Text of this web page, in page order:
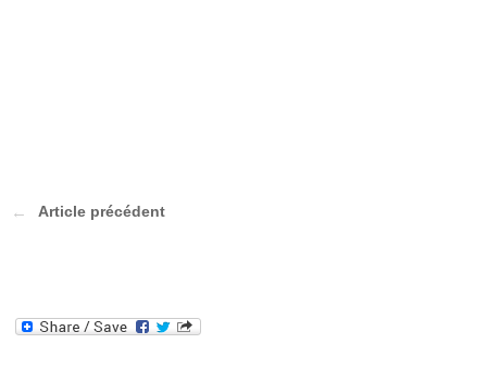
Article précédent